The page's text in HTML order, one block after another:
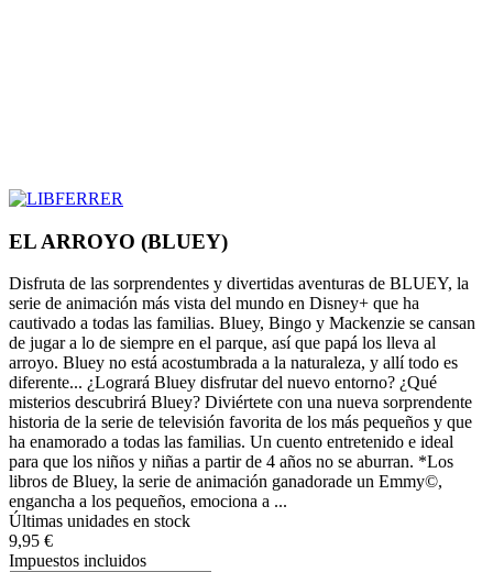
EL ARROYO (BLUEY)
Disfruta de las sorprendentes y divertidas aventuras de BLUEY, la
serie de animación más vista del mundo en Disney+ que ha
cautivado a todas las familias. Bluey, Bingo y Mackenzie se cansan
de jugar a lo de siempre en el parque, así que papá los lleva al
arroyo. Bluey no está acostumbrada a la naturaleza, y allí todo es
diferente... ¿Logrará Bluey disfrutar del nuevo entorno? ¿Qué
misterios descubrirá Bluey? Diviértete con una nueva sorprendente
historia de la serie de televisión favorita de los más pequeños y que
ha enamorado a todas las familias. Un cuento entretenido e ideal
para que los niños y niñas a partir de 4 años no se aburran. *Los
libros de Bluey, la serie de animación ganadorade un Emmy©,
engancha a los pequeños, emociona a ...
Últimas unidades en stock
9,95 €
Impuestos incluidos